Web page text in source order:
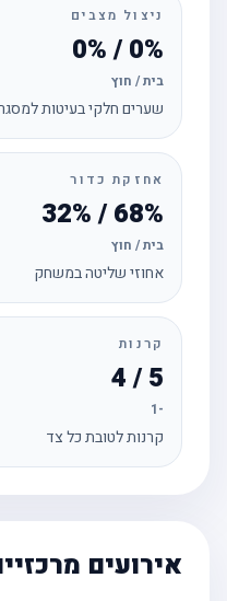
ניצול מצבים
0% / 0%
בית / חוץ
שערים חלקי בעיטות למסגרת
אחזקת כדור
68% / 32%
בית / חוץ
אחוזי שליטה במשחק
קרנות
קרנות לטובת כל צד
אירועים מרכזיים